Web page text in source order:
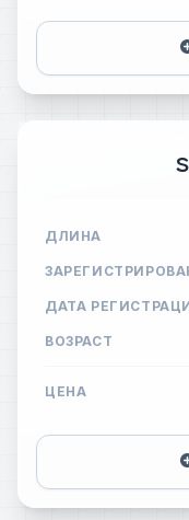
ДЛИНА
ДАТА
ВОЗРАСТ
ЦЕНА